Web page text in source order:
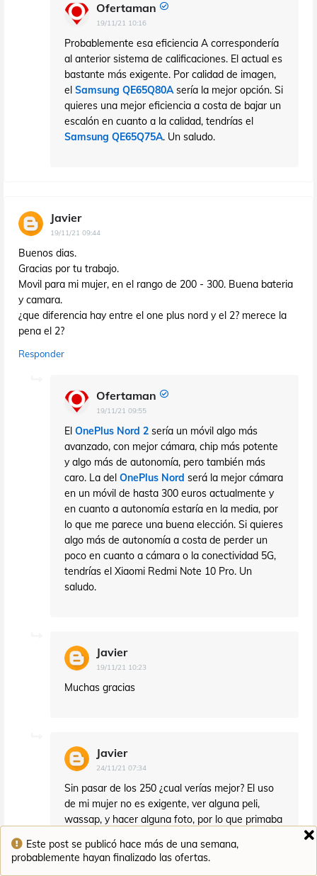
Este post se publicó hace más de una semana,
probablemente hayan finalizado las ofertas.
Ofertaman
19/11/21 10:16
Probablemente esa eficiencia A correspondería
al anterior sistema de calificaciones. El actual es
bastante más exigente. Por calidad de imagen,
el Samsung QE65Q80Asería la mejor opción. Si
quieres una mejor eficiencia a costa de bajar un
escalón en cuanto a la calidad, tendrías el
Samsung QE65Q75A. Un saludo.
Javier
19/11/21 09:44
Buenos dias.
Gracias por tu trabajo.
Movil para mi mujer, en el rango de 200 - 300. Buena bateria
y camara.
¿que diferencia hay entre el one plus nord y el 2? merece la
pena el 2?
Responder
Ofertaman
19/11/21 09:55
El OnePlus Nord 2 sería un móvil algo más
avanzado, con mejor cámara, chip más potente
y algo más de autonomía, pero también más
caro. La del OnePlus Nord será la mejor cámara
en un móvil de hasta 300 euros actualmente y
en cuanto a autonomía estaría en la media, por
lo que me parece una buena elección. Si quieres
algo más de autonomía a costa de perder un
poco en cuanto a cámara o la conectividad 5G,
tendrías el Xiaomi Redmi Note 10 Pro. Un
saludo.
Javier
19/11/21 10:23
Muchas gracias
Javier
24/11/21 07:34
Sin pasar de los 250 ¿cual verías mejor? El uso
de mi mujer no es exigente, ver alguna peli,
wassap, y hacer alguna foto, por lo que primaba
(8 GB RAM) a 189?